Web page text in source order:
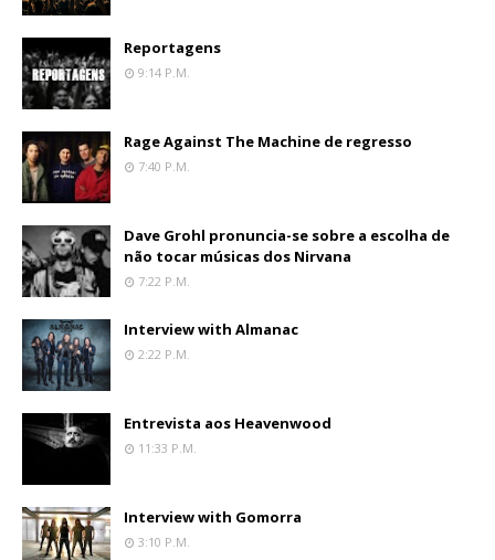
Reportagens
9:14 P.m.
Rage Against The Machine de regresso
7:40 P.m.
Dave Grohl pronuncia-se sobre a escolha de
não tocar músicas dos Nirvana
7:22 P.m.
Interview with Almanac
2:22 P.m.
Entrevista aos Heavenwood
11:33 P.m.
Interview with Gomorra
3:10 P.m.